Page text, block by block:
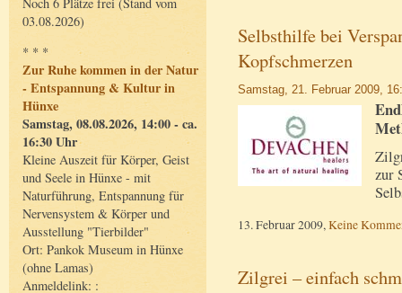
03.08.2026)
* * *
Zur Ruhe kommen in der Natur
- Entspannung & Kultur in
Hünxe
Samstag, 08.08.2026, 14:00 - ca.
16:30 Uhr
Kleine Auszeit für Körper, Geist
und Seele in Hünxe - mit
Naturführung, Entspannung für
Nervensystem & Körper und
Ausstellung "Tierbilder"
Ort: Pankok Museum in Hünxe
(ohne Lamas)
Anmeldelink: :
Selbsthilfe bei
Kopfschmerzen
Samstag, 21. Februar 2009,
zur
13. Februar 2009, Keine
Zilgrei – einfach